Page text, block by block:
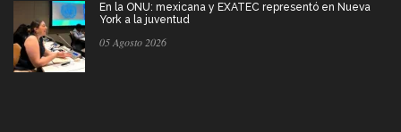
En la ONU: mexicana y EXATEC representó en Nueva
York a la juventud
05 Agosto 2026